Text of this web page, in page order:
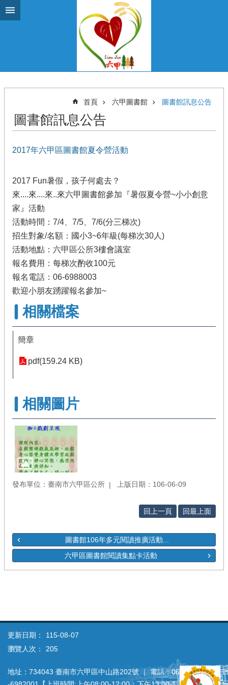
跳到主要內容區塊
首頁 六甲圖書館 圖書館訊息公告
圖書館訊息公告
2017年六甲區圖書館夏令營活動
2017 Fun暑假，孩子何處去？
來....來....來..來六甲圖書館參加『暑假夏令營~小小創意
家』活動
活動時間：7/4、7/5、7/6(分三梯次)
招生對象/名額：國小3~6年級(每梯次30人)
活動地點：六甲區公所3樓會議室
報名費用：每梯次酌收100元
報名電話：06-6988003
歡迎小朋友踴躍報名參加~
相關檔案
簡章
pdf(159.24 KB)
相關圖片
發布單位：臺南市六甲區公所 上版日期：106-06-09
回上一頁 回最上面
圖書館106年多元閱讀推廣活動...
六甲區圖書館閱讀集點卡活動
更新日期：
115-08-07
瀏覽人次：
205
地址：734043 臺南市六甲區中山路202號 ｜ 電話：06